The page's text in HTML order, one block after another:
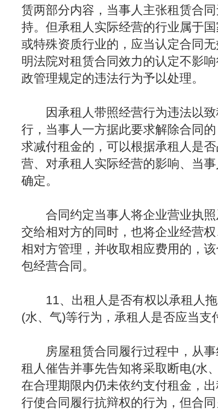
赁两部分内容，当事人主张租赁合
持。但承租人实际经营的行业属于
或特殊资质行业的，应当认定合同
明法院对租赁合同效力的认定不影
政管理规定的违法行为予以处理。
因承租人带照经营行为违法以致
行，当事人一方据此要求解除合同
求减付租金的，可以根据承租人是
营、对承租人实际经营的影响、当
确定。
合同约定当事人将企业营业执照
交给相对方的同时，也将企业经营
相对方管理，并收取相应费用的，
包经营合同。
11、出租人是否有权以承租人拖
(水、气)等行为，承租人是否应当支
房屋租赁合同履行过程中，从事
租人催告并事先告知将采取断电(水
在合理期限内仍未依约支付租金，
行使合同履行抗辩权的行为，但合